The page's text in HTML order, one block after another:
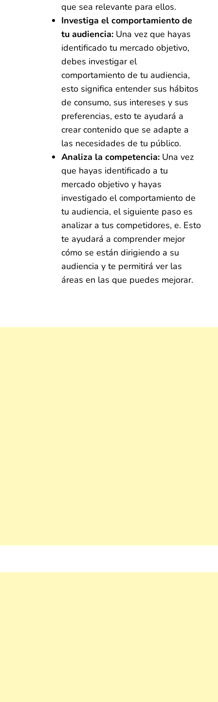
que sea relevante para ellos.
Investiga el comportamiento de
tu audiencia: Una vez que hayas
identificado tu mercado objetivo,
debes investigar el
comportamiento de tu audiencia,
esto significa entender sus hábitos
de consumo, sus intereses y sus
preferencias, esto te ayudará a
crear contenido que se adapte a
las necesidades de tu público.
Analiza la competencia: Una vez
que hayas identificado a tu
mercado objetivo y hayas
investigado el comportamiento de
tu audiencia, el siguiente paso es
analizar a tus competidores, e. Esto
te ayudará a comprender mejor
cómo se están dirigiendo a su
audiencia y te permitirá ver las
áreas en las que puedes mejorar.